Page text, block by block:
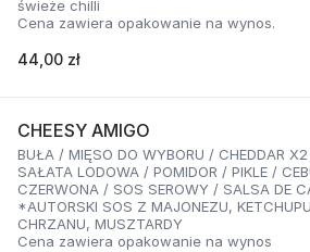
świeże chilli
Cena zawiera opakowanie na wynos.
44,00 zł
CHEESY AMIGO
BUŁA / MIĘSO DO WYBORU / CHEDDAR
SAŁATA LODOWA / POMIDOR / PIKLE /
CZERWONA / SOS SEROWY / SALSA DE
*AUTORSKI SOS Z MAJONEZU,
CHRZANU, MUSZTARDY
Cena zawiera opakowanie na wynos